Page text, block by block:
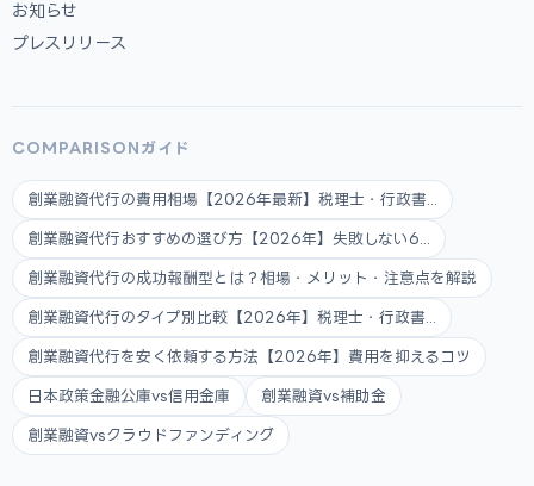
お知らせ
プレスリリース
COMPARISONガイド
創業融資代行の費用相場【2026年最新】税理士・行政書...
創業融資代行おすすめの選び方【2026年】失敗しない6...
創業融資代行の成功報酬型とは？相場・メリット・注意点を解説
創業融資代行のタイプ別比較【2026年】税理士・行政書...
創業融資代行を安く依頼する方法【2026年】費用を抑えるコツ
日本政策金融公庫vs信用金庫 創業融資vs補助金
創業融資vsクラウドファンディング